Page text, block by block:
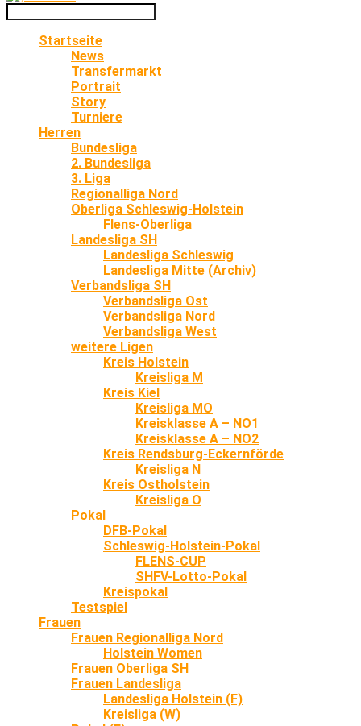
Startseite
News
Transfermarkt
Portrait
Story
Turniere
Herren
Bundesliga
2. Bundesliga
3. Liga
Regionalliga Nord
Oberliga Schleswig-Holstein
Flens-Oberliga
Landesliga SH
Landesliga Schleswig
Landesliga Mitte (Archiv)
Verbandsliga SH
Verbandsliga Ost
Verbandsliga Nord
Verbandsliga West
weitere Ligen
Kreis Holstein
Kreisliga M
Kreis Kiel
Kreisliga MO
Kreisklasse A – NO1
Kreisklasse A – NO2
Kreis Rendsburg-Eckernförde
Kreisliga N
Kreis Ostholstein
Kreisliga O
Pokal
DFB-Pokal
Schleswig-Holstein-Pokal
FLENS-CUP
SHFV-Lotto-Pokal
Kreispokal
Testspiel
Frauen
Frauen Regionalliga Nord
Holstein Women
Frauen Oberliga SH
Frauen Landesliga
Landesliga Holstein (F)
Kreisliga (W)